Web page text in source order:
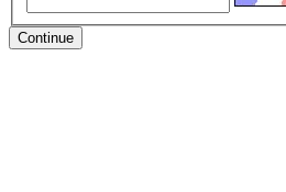
Continue